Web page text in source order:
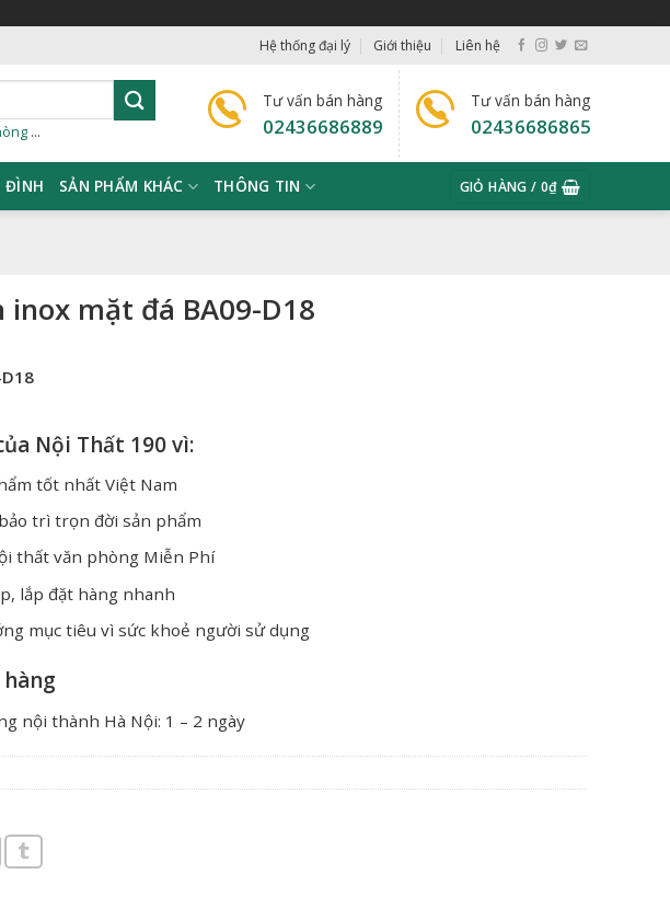
Hệ thống đại lý Giới thiệu Liên hệ
...
Tư vấn bán hàng
02436686889
Tư vấn bán hàng
02436686865
ĐÌNH SẢN PHẨM KHÁC THÔNG TIN GIỎ HÀNG / 0₫
inox mặt đá BA09-D18
Nội Thất 190 vì:
tốt nhất Việt Nam
trì trọn đời sản phẩm
thất văn phòng Miễn Phí
lắp đặt hàng nhanh
mục tiêu vì sức khoẻ người sử dụng
nội thành Hà Nội: 1 – 2 ngày